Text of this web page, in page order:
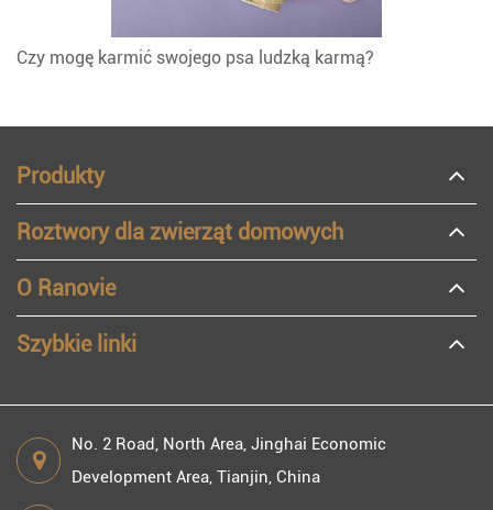
Czy mogę karmić swojego psa ludzką karmą?
Produkty
Roztwory dla zwierząt domowych
O Ranovie
Szybkie linki
No. 2 Road, North Area, Jinghai Economic
Development Area, Tianjin, China